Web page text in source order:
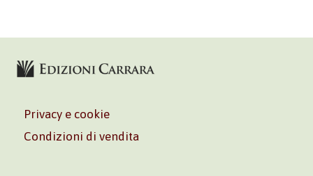
Privacy e cookie
Condizioni di vendita